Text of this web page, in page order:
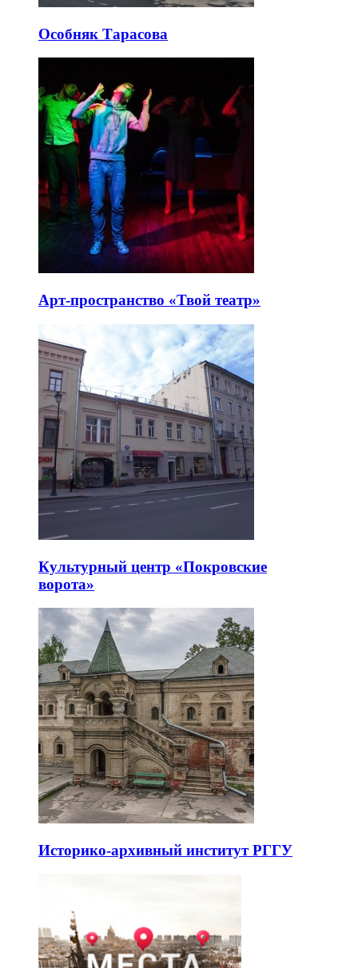
Особняк Тарасова
Арт-пространство «Твой театр»
Культурный центр «Покровские
ворота»
Историко-архивный институт РГГУ